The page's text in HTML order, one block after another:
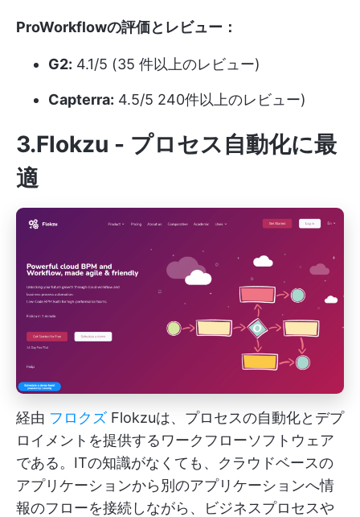
ProWorkflowの評価とレビュー：
G2: 4.1/5 (35 件以上のレビュー)
Capterra: 4.5/5 240件以上のレビュー)
3.Flokzu - プロセス自動化に最
適
経由 フロクズ Flokzuは、プロセスの自動化とデプ
ロイメントを提供するワークフローソフトウェア
である。ITの知識がなくても、クラウドベースの
アプリケーションから別のアプリケーションへ情
報のフローを接続しながら、ビジネスプロセスや